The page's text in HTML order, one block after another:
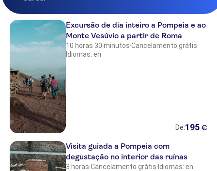
Hotel Caruso
Medea Resort
Palazzo Dama Hotel
Hotel de Russie
Hotel Terme Oriente
Hotel Baia Verde
Tennis Hotel
D'Anna
Colony Hotel
Excursão de dia inteiro a Pompeia e ao
Monte Vesúvio a partir de Roma
10 horas 30 minutos·Cancelamento grátis·
Idiomas: en
De:195 €
Visita guiada a Pompeia com
degustação no interior das ruínas
3 horas·Cancelamento grátis· Idiomas: en